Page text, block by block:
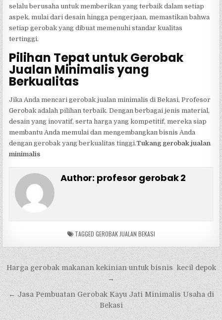
selalu berusaha untuk memberikan yang terbaik dalam setiap
aspek, mulai dari desain hingga pengerjaan, memastikan bahwa
setiap gerobak yang dibuat memenuhi standar kualitas
tertinggi.
Pilihan Tepat untuk Gerobak
Jualan Minimalis yang
Berkualitas
Jika Anda mencari gerobak jualan minimalis di Bekasi, Profesor
Gerobak adalah pilihan terbaik. Dengan berbagai jenis material,
desain yang inovatif, serta harga yang kompetitif, mereka siap
membantu Anda memulai dan mengembangkan bisnis Anda
dengan gerobak yang berkualitas tinggi.Tukang gerobak jualan
minimalis
Author: profesor gerobak 2
TAGGED GEROBAK JUALAN BEKASI
Navigasi
pos
Harga gerobak makanan kekinian untuk bisnis kecil depok
→
← Jasa Pembuatan Gerobak Kayu Jati Minimalis Usaha di
Bekasi